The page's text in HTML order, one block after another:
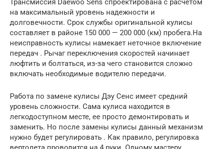
Трансмиссия Daewoo Sens спроектирована с расчетом
на максимальный уровень надежности и
долговечности. Срок службы оригинальной кулисы
составляет в районе 150 000 — 200 000 (км) пробега.На
неисправность кулисы намекает неточное включение
передач . Рычаг переключения скоростей начинает
люфтить и болтаться, из-за чего становится сложно
включать необходимые водителю передачи.
Работа по замене кулисы Дэу Сенс имеет средний
уровень сложности. Сама кулиса находится в
легкодоступном месте, ее просто демонтировать и
заменить. Но после замены кулисы данный механизм
нужно будет регулировать . Как правило, регулировка